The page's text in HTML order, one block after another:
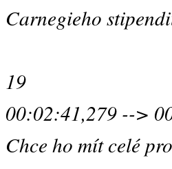
Carnegieho
19
00:02:41,279 -->
Chce ho mít celé